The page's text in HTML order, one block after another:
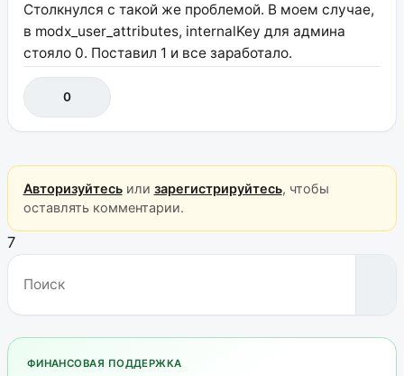
Столкнулся с такой же проблемой. В моем случае,
в modx_user_attributes, internalKey для админа
стояло 0. Поставил 1 и все заработало.
0
Авторизуйтесьили зарегистрируйтесь, чтобы
оставлять комментарии.
7
ФИНАНСОВАЯ ПОДДЕРЖКА